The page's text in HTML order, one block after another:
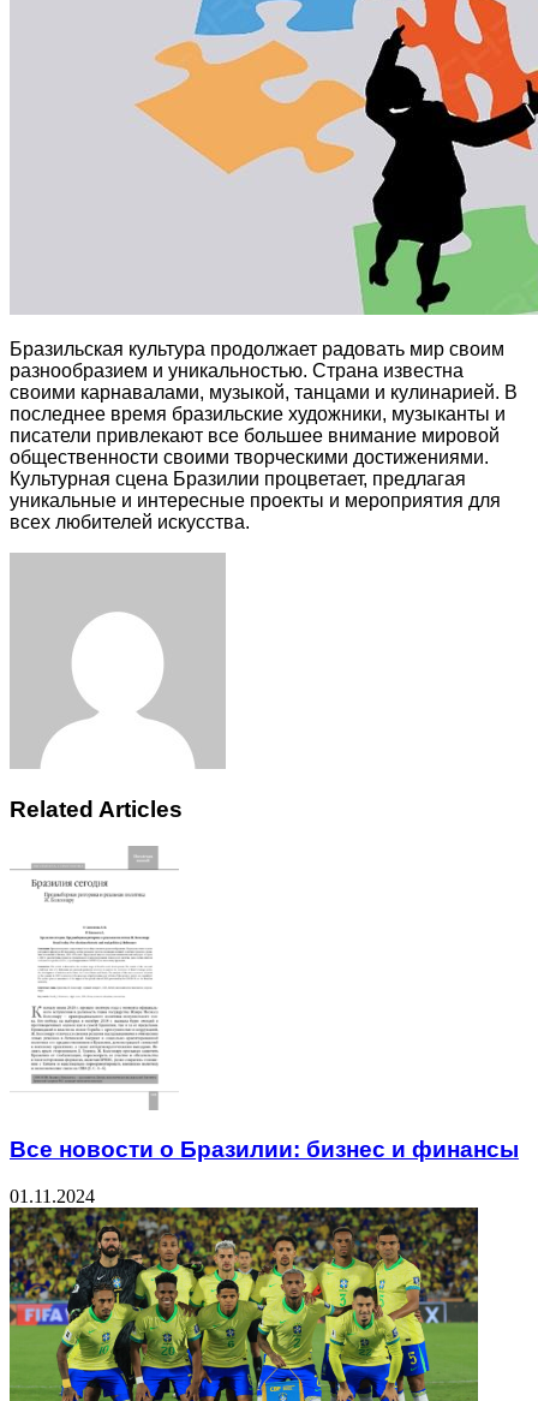
Бразильская культура продолжает радовать мир своим
разнообразием и уникальностью. Страна известна
своими карнавалами, музыкой, танцами и кулинарией. В
последнее время бразильские художники, музыканты и
писатели привлекают все большее внимание мировой
общественности своими творческими достижениями.
Культурная сцена Бразилии процветает, предлагая
уникальные и интересные проекты и мероприятия для
всех любителей искусства.
Related Articles
Все новости о Бразилии: бизнес и финансы
01.11.2024